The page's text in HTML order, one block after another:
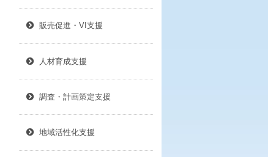
販売促進・VI支援
人材育成支援
調査・計画策定支援
地域活性化支援